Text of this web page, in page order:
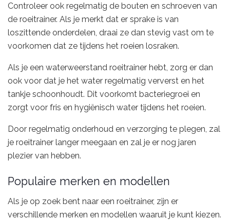
Controleer ook regelmatig de bouten en schroeven van
de roeitrainer. Als je merkt dat er sprake is van
loszittende onderdelen, draai ze dan stevig vast om te
voorkomen dat ze tijdens het roeien losraken.
Als je een waterweerstand roeitrainer hebt, zorg er dan
ook voor dat je het water regelmatig ververst en het
tankje schoonhoudt. Dit voorkomt bacteriegroei en
zorgt voor fris en hygiënisch water tijdens het roeien.
Door regelmatig onderhoud en verzorging te plegen, zal
je roeitrainer langer meegaan en zal je er nog jaren
plezier van hebben.
Populaire merken en modellen
Als je op zoek bent naar een roeitrainer, zijn er
verschillende merken en modellen waaruit je kunt kiezen.